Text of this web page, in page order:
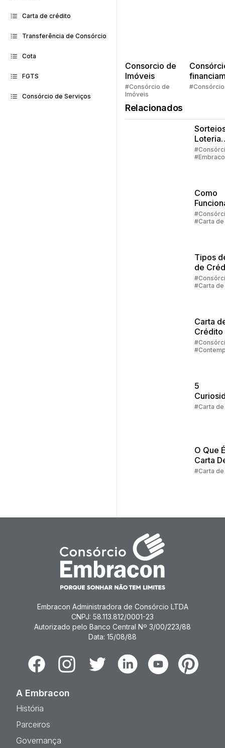
Carta de crédito
Transferência de Consórcio
Cota
FGTS
Consórcio de Serviços
Consorcio de
Imóveis
#Consórcio de
Imóveis
Quem
#Consórcio
Relacionados
Loteria
Federal:
grupos
Como
Carta
Crédito
#Carta
Tipos
de
#Carta
Carta
Crédito
5
Sobre
#Carta
O Que
Carta
Crédito
#Carta
Embracon Administradora de Consórcio LTDA
CNPJ: 58.113.812/0001-23
Autorizado pelo Banco Central Nº 3/00/223/88
Data: 15/08/88
FacebookInstagramTwitter LinkedinYoutubePinterest
A Embracon
História
Parceiros
Governança